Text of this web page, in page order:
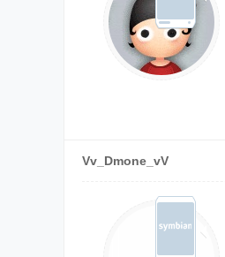
Vv_Dmone_vV